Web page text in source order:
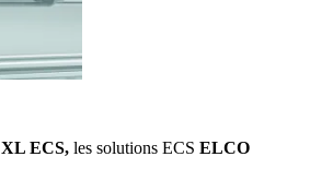
ECS, les solutions ECS ELCO